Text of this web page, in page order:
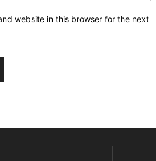
website in this browser for the next